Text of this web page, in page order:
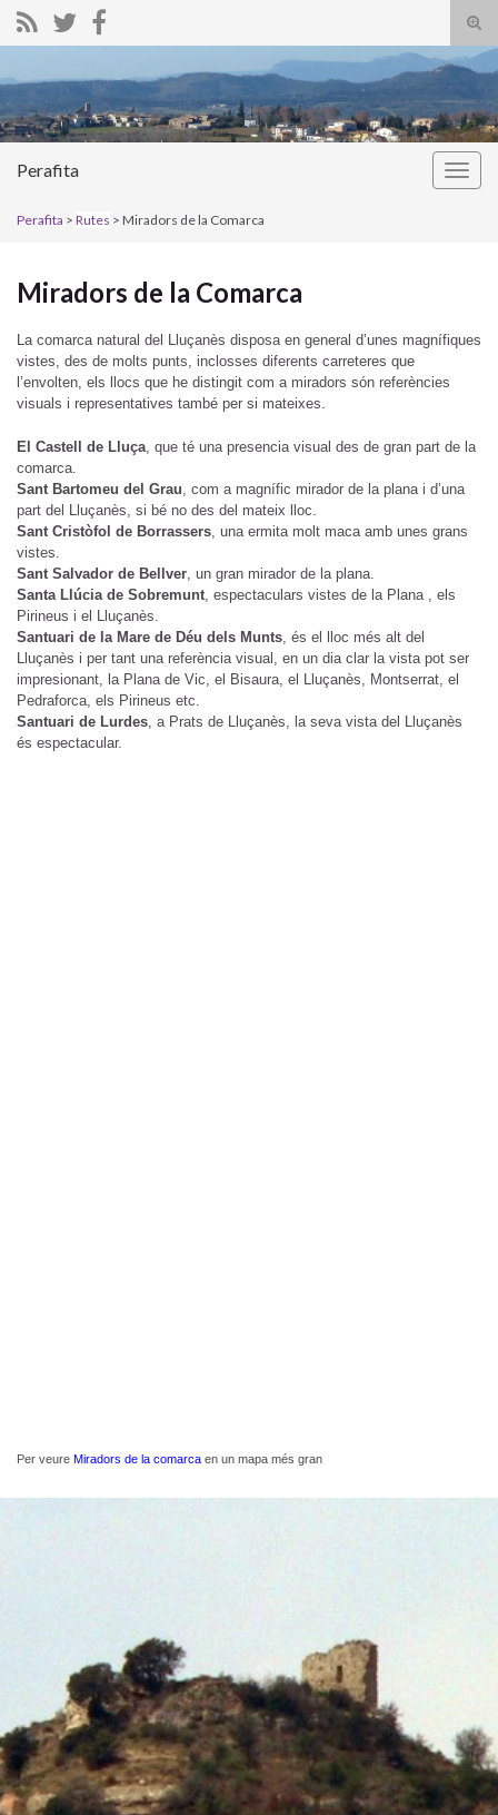
el
de
Perafita
Perafita > Rutes > Miradors de la Comarca
Miradors de la Comarca
La comarca natural del Lluçanès disposa en general d’unes magnífiques
vistes, des de molts punts, inclosses diferents carreteres que
l’envolten, els llocs que he distingit com a miradors són referències
visuals i representatives també per si mateixes.
El Castell de Lluça , que té una presencia visual des de gran part de la
comarca.
Sant Bartomeu del Grau , com a magnífic mirador de la plana i d’una
part del Lluçanès, si bé no des del mateix lloc.
Sant Cristòfol de Borrassers , una ermita molt maca amb unes grans
vistes.
Sant Salvador de Bellver , un gran mirador de la plana.
Santa Llúcia de Sobremunt , espectaculars vistes de la Plana , els
Pirineus i el Lluçanès.
Santuari de la Mare de Déu dels Munts , és el lloc més alt del
Lluçanès i per tant una referència visual, en un dia clar la vista pot ser
impresionant, la Plana de Vic, el Bisaura, el Lluçanès, Montserrat, el
Pedraforca, els Pirineus etc.
Santuari de Lurdes , a Prats de Lluçanès, la seva vista del Lluçanès
és espectacular.
Per veure Miradors de la comarca en un mapa més gran